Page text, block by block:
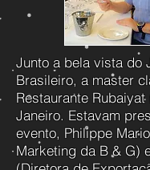
Junto a bela vista do
Brasileiro, a master
Restaurante Rubaiyat
Janeiro. Estavam
evento, Philippe
Marketing da B & G)